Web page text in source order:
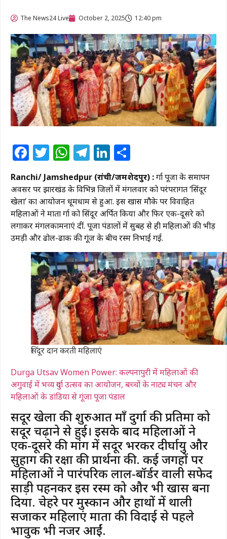
The News24 Live October 2, 2025 12:40 pm
Facebook
Twitter
WhatsApp
Telegram
LinkedIn
Ranchi/ Jamshedpur (रांची/जमशेदपुर) :दुर्गा पूजा के समापन
अवसर पर झारखंड के विभिन्न जिलों में मंगलवार को परंपरागत ‘सिंदूर
खेला’ का आयोजन धूमधाम से हुआ. इस खास मौके पर विवाहित
महिलाओं ने माता दुर्गा को सिंदूर अर्पित किया और फिर एक-दूसरे को
लगाकर मंगलकामनाएं दीं. पूजा पंडालों में सुबह से ही महिलाओं की भीड़
उमड़ी और ढोल-ढाक की गूंज के बीच रस्म निभाई गई.
सिंदूर दान करती महिलाएं
Durga Utsav Women Power: कल्पनापुरी में महिलाओं की
अगुवाई में भव्य दुर्गा उत्सव का आयोजन, बच्चों के नाट्य मंचन और
महिलाओं के डांडिया से गूंजा पूजा पंडाल
सिंदूर खेला की शुरुआत माँ दुर्गा की प्रतिमा को
सिंदूर चढ़ाने से हुई। इसके बाद महिलाओं ने
एक-दूसरे की मांग में सिंदूर भरकर दीर्घायु और
सुहाग की रक्षा की प्रार्थना की. कई जगहों पर
महिलाओं ने पारंपरिक लाल-बॉर्डर वाली सफेद
साड़ी पहनकर इस रस्म को और भी खास बना
दिया. चेहरे पर मुस्कान और हाथों में थाली
सजाकर महिलाएं माता की विदाई से पहले
भावुक भी नजर आईं.